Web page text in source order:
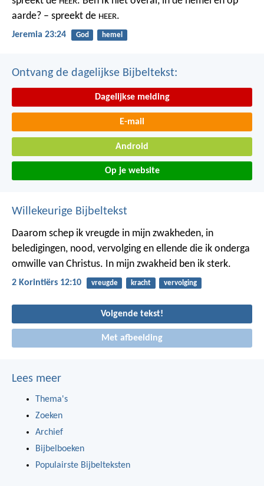
aarde? – spreekt de HEER.
Jeremia 23:24 God hemel
Ontvang de dagelijkse Bijbeltekst:
Dagelijkse melding
E-mail
Android
Op je website
Willekeurige Bijbeltekst
Daarom schep ik vreugde in mijn zwakheden, in
beledigingen, nood, vervolging en ellende die ik onderga
omwille van Christus. In mijn zwakheid ben ik sterk.
2 Korintiërs 12:10 vreugde kracht vervolging
Volgende tekst!
Met afbeelding
Lees meer
Thema's
Zoeken
Archief
Bijbelboeken
Populairste Bijbelteksten